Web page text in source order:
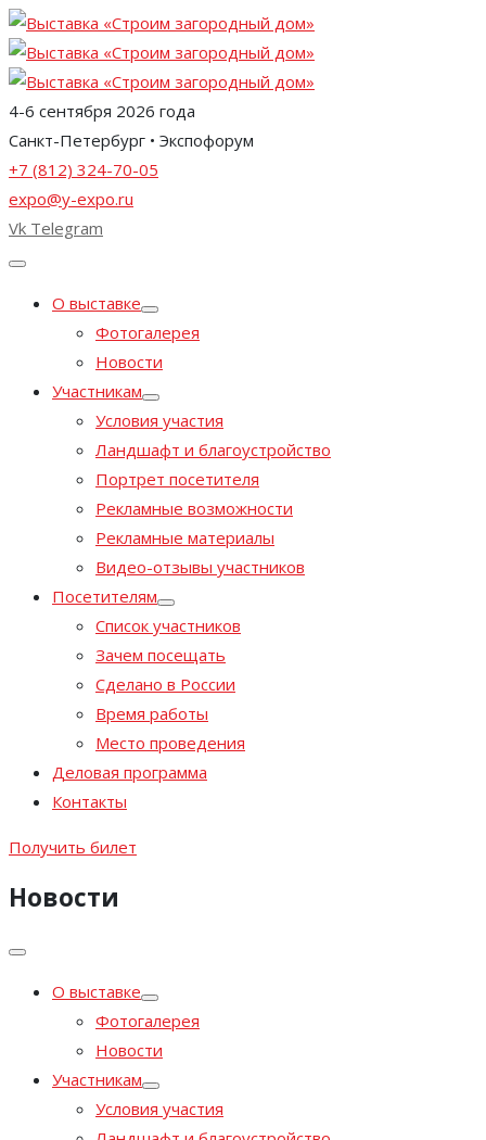
4-6 сентября 2026 года
Санкт-Петербург • Экспофорум
+7 (812) 324-70-05
expo@y-expo.ru
Vk Telegram
О выставке
Фотогалерея
Новости
Участникам
Условия участия
Ландшафт и благоустройство
Портрет посетителя
Рекламные возможности
Рекламные материалы
Видео-отзывы участников
Посетителям
Список участников
Зачем посещать
Сделано в России
Время работы
Место проведения
Деловая программа
Контакты
Получить билет
Новости
О выставке
Фотогалерея
Новости
Участникам
Условия участия